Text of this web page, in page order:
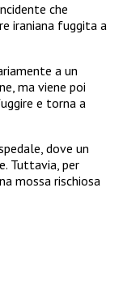
che
iraniana fuggita a
a un
ma viene poi
e torna a
dove un
Tuttavia, per
mossa rischiosa